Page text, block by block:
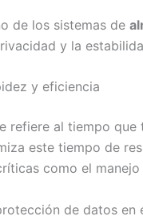
de los sistemas de
y la
y eficiencia
refiere al tiempo
este tiempo de
como el
de datos en